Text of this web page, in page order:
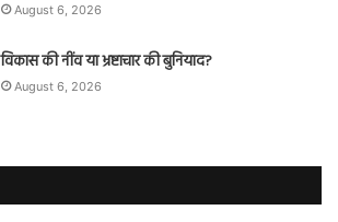
August 6, 2026
विकास की नींव या भ्रष्टाचार की बुनियाद?
August 6, 2026